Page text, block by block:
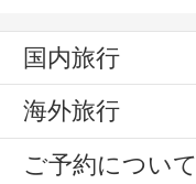
国内旅行
海外旅行
ご予約について